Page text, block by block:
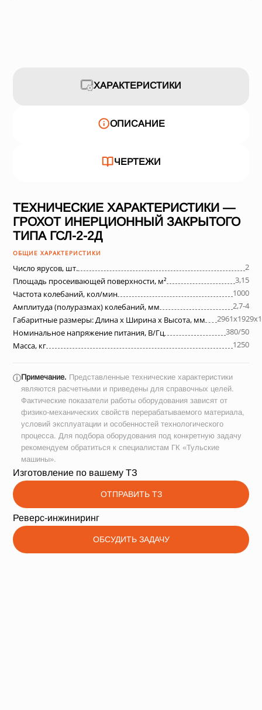
ХАРАКТЕРИСТИКИ
ОПИСАНИЕ
ЧЕРТЕЖИ
ТЕХНИЧЕСКИЕ ХАРАКТЕРИСТИКИ —
ГРОХОТ ИНЕРЦИОННЫЙ ЗАКРЫТОГО
ТИПА ГСЛ-2-2Д
ОБЩИЕ ХАРАКТЕРИСТИКИ
Число ярусов, шт.
2
Площадь просеивающей поверхности, м²
3,15
Частота колебаний, кол/мин
1000
Амплитуда (полуразмах) колебаний, мм
2,7-4
Габаритные размеры: Длина х Ширина х Высота, мм
Номинальное напряжение питания, В/Гц
380/50
Масса, кг
1250
ⓘПримечание. Представленные технические характеристики
являются расчетными и приведены для справочных целей.
Фактические показатели работы оборудования зависят от
физико-механических свойств перерабатываемого материала,
условий эксплуатации и особенностей технологического
процесса. Для подбора оборудования под конкретную задачу
рекомендуем обратиться к специалистам ГК «Тульские
машины».
Изготовление по вашему ТЗ
ОТПРАВИТЬ ТЗ
Реверс-инжиниринг
ОБСУДИТЬ ЗАДАЧУ